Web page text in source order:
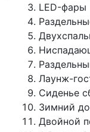
LED-фары
Лаунж-
Сиденье
Зимний
Двойной